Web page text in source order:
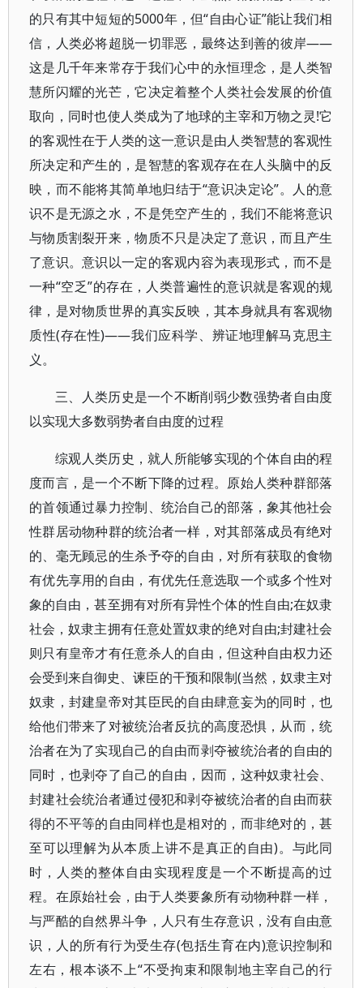
的只有其中短短的5000年，但“自由心证”能让我们相
信，人类必将超脱一切罪恶，最终达到善的彼岸——
这是几千年来常存于我们心中的永恒理念，是人类智
慧所闪耀的光芒，它决定着整个人类社会发展的价值
取向，同时也使人类成为了地球的主宰和万物之灵!它
的客观性在于人类的这一意识是由人类智慧的客观性
所决定和产生的，是智慧的客观存在在人头脑中的反
映，而不能将其简单地归结于“意识决定论”。人的意
识不是无源之水，不是凭空产生的，我们不能将意识
与物质割裂开来，物质不只是决定了意识，而且产生
了意识。意识以一定的客观内容为表现形式，而不是
一种“空乏”的存在，人类普遍性的意识就是客观的规
律，是对物质世界的真实反映，其本身就具有客观物
质性(存在性)——我们应科学、辨证地理解马克思主
义。
三、人类历史是一个不断削弱少数强势者自由度
以实现大多数弱势者自由度的过程
综观人类历史，就人所能够实现的个体自由的程
度而言，是一个不断下降的过程。原始人类种群部落
的首领通过暴力控制、统治自己的部落，象其他社会
性群居动物种群的统治者一样，对其部落成员有绝对
的、毫无顾忌的生杀予夺的自由，对所有获取的食物
有优先享用的自由，有优先任意选取一个或多个性对
象的自由，甚至拥有对所有异性个体的性自由;在奴隶
社会，奴隶主拥有任意处置奴隶的绝对自由;封建社会
则只有皇帝才有任意杀人的自由，但这种自由权力还
会受到来自御史、谏臣的干预和限制(当然，奴隶主对
奴隶，封建皇帝对其臣民的自由肆意妄为的同时，也
给他们带来了对被统治者反抗的高度恐惧，从而，统
治者在为了实现自己的自由而剥夺被统治者的自由的
同时，也剥夺了自己的自由，因而，这种奴隶社会、
封建社会统治者通过侵犯和剥夺被统治者的自由而获
得的不平等的自由同样也是相对的，而非绝对的，甚
至可以理解为从本质上讲不是真正的自由)。与此同
时，人类的整体自由实现程度是一个不断提高的过
程。在原始社会，由于人类要象所有动物种群一样，
与严酷的自然界斗争，人只有生存意识，没有自由意
识，人的所有行为受生存(包括生育在内)意识控制和
左右，根本谈不上“不受拘束和限制地主宰自己的行